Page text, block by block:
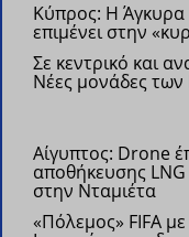
Κύπρος: Η Άγκυρα
επιμένει στην
Σε κεντρικό και
Νέες μονάδες των
Αίγυπτος: Drone
αποθήκευσης
στην Νταμιέτα
«Πόλεμος» FIFA